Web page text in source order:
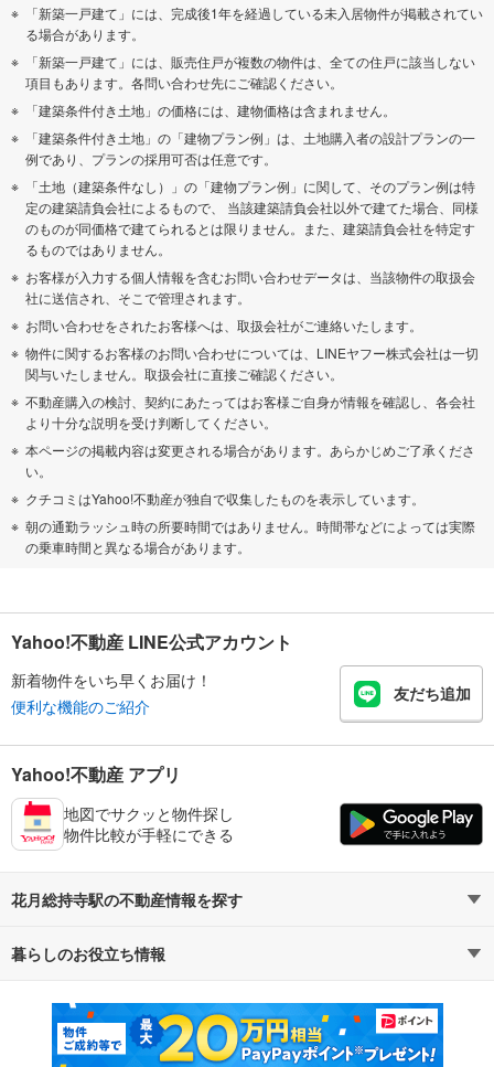
「新築一戸建て」には、完成後1年を経過している未入居物件が掲載されてい
る場合があります。
「新築一戸建て」には、販売住戸が複数の物件は、全ての住戸に該当しない
項目もあります。各問い合わせ先にご確認ください。
「建築条件付き土地」の価格には、建物価格は含まれません。
「建築条件付き土地」の「建物プラン例」は、土地購入者の設計プランの一
例であり、プランの採用可否は任意です。
「土地（建築条件なし）」の「建物プラン例」に関して、そのプラン例は特
定の建築請負会社によるもので、 当該建築請負会社以外で建てた場合、同様
のものが同価格で建てられるとは限りません。また、建築請負会社を特定す
るものではありません。
お客様が入力する個人情報を含むお問い合わせデータは、当該物件の取扱会
社に送信され、そこで管理されます。
お問い合わせをされたお客様へは、取扱会社がご連絡いたします。
物件に関するお客様のお問い合わせについては、LINEヤフー株式会社は一切
関与いたしません。取扱会社に直接ご確認ください。
不動産購入の検討、契約にあたってはお客様ご自身が情報を確認し、各会社
より十分な説明を受け判断してください。
本ページの掲載内容は変更される場合があります。あらかじめご了承くださ
い。
クチコミはYahoo!不動産が独自で収集したものを表示しています。
朝の通勤ラッシュ時の所要時間ではありません。時間帯などによっては実際
の乗車時間と異なる場合があります。
Yahoo!不動産 LINE公式アカウント
新着物件をいち早くお届け！
便利な機能のご紹介
友だち追加
Yahoo!不動産 アプリ
地図でサクッと物件探し
物件比較が手軽にできる
花月総持寺駅の不動産情報を探す
不動産・住宅
新築マンション 中古マンション
暮らしのお役立ち情報
マンションカタログ 教えて！住まいの先生